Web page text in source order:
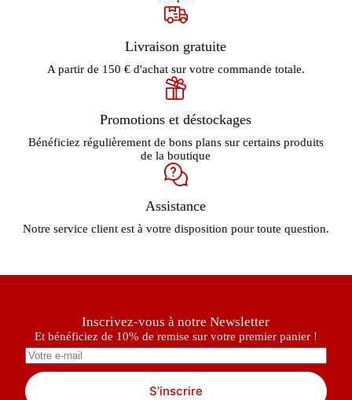
Livraison gratuite
A partir de 150 € d'achat sur votre commande totale.
Promotions et déstockages
Bénéficiez régulièrement de bons plans sur certains produits
de la boutique
Assistance
Notre service client est à votre disposition pour toute question.
Inscrivez-vous à notre Newsletter
Et bénéficiez de 10% de remise sur votre premier panier !
S’inscrire